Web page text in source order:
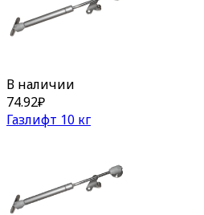
В наличии
74.92₽
Газлифт 10 кг